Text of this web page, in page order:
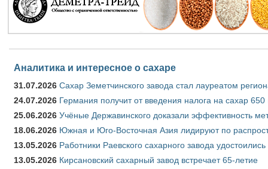
Аналитика и интересное о сахаре
31.07.2026 Сахар Земетчинского завода стал лауреатом
24.07.2026 Германия получит от введения налога на сахар
25.06.2026 Учёные Державинского доказали эффективность
18.06.2026 Южная и Юго-Восточная Азия лидируют по
13.05.2026 Работники Раевского сахарного завода удостоились
13.05.2026 Кирсановский сахарный завод встречает 65-летие